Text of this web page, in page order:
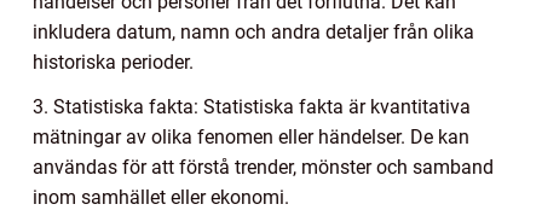
inkludera datum, namn och andra detaljer från olika
historiska perioder.
3. Statistiska fakta: Statistiska fakta är kvantitativa
mätningar av olika fenomen eller händelser. De kan
användas för att förstå trender, mönster och samband
inom samhället eller ekonomi.